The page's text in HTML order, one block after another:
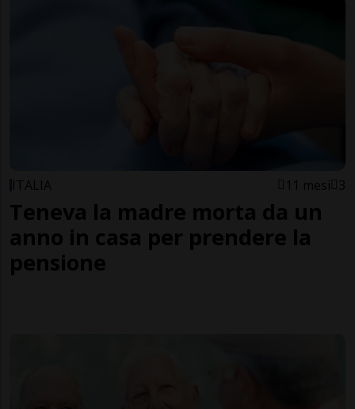
ITALIA 11 mesi 3
Teneva la madre morta da un
anno in casa per prendere la
pensione